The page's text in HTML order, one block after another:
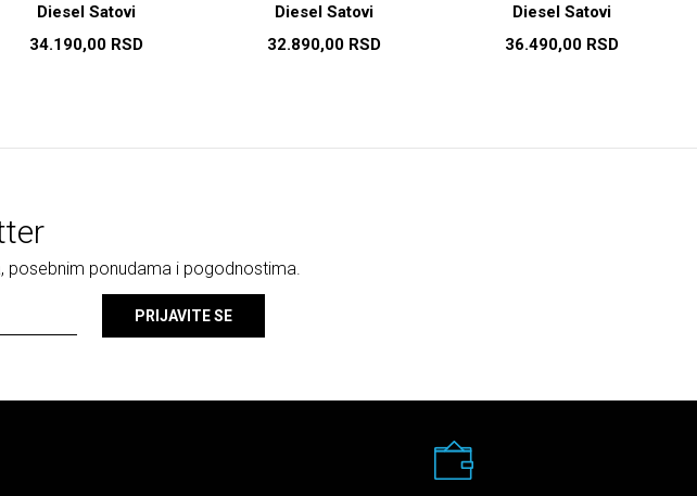
Diesel Satovi
34.190,00 RSD
Diesel Satovi
32.890,00 RSD
Diesel Satovi
36.490,00 RSD
ponudama i pogodnostima.
PRIJAVITE SE